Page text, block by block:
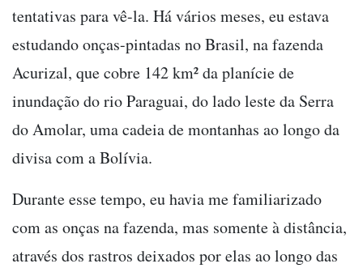
tentativas para vê-la. Há vários meses, eu estava
estudando onças-pintadas no Brasil, na fazenda
Acurizal, que cobre 142 km² da planície de
inundação do rio Paraguai, do lado leste da Serra
do Amolar, uma cadeia de montanhas ao longo da
divisa com a Bolívia.
Durante esse tempo, eu havia me familiarizado
com as onças na fazenda, mas somente à distância,
através dos rastros deixados por elas ao longo das